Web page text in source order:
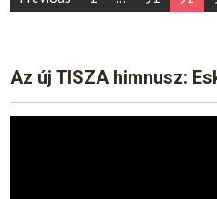
pagination
Az új TISZA himnusz: